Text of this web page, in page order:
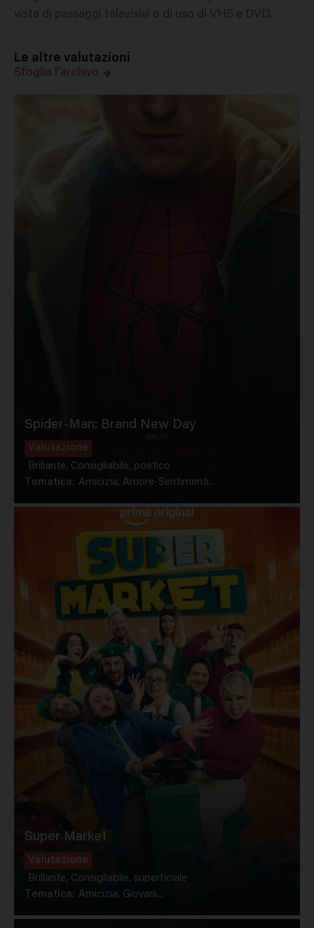
vista di passaggi televisivi o di uso di VHS e DVD.
Le altre valutazioni
Sfoglia l'archivo
Spider-Man: Brand New Day
Valutazione
Brillante, Consigliabile, poetico
Tematica: Amicizia, Amore-Sentimenti...
Super Market
Valutazione
Brillante, Consigliabile, superficiale
Tematica: Amicizia, Giovani...